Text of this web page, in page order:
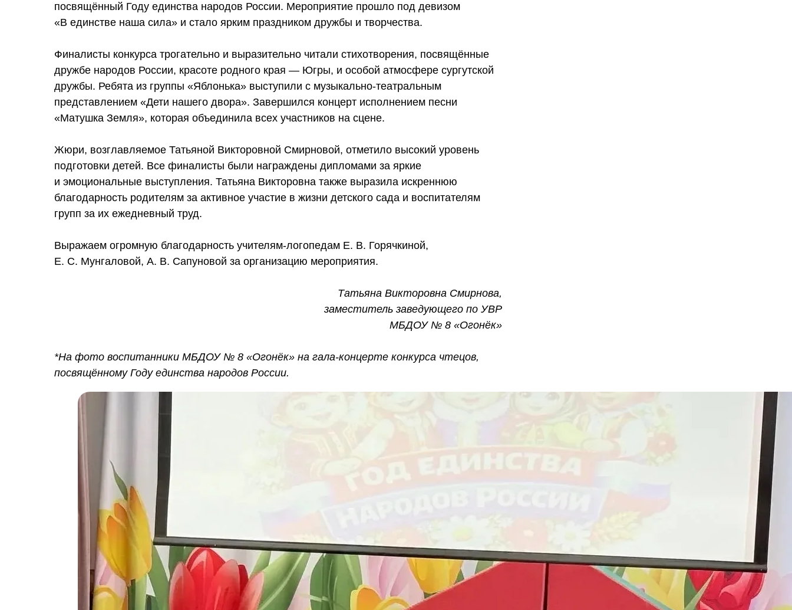
посвящённый Году единства народов России. Мероприятие прошло под девизом
«В единстве наша сила» и стало ярким праздником дружбы и творчества.
Финалисты конкурса трогательно и выразительно читали стихотворения, посвящённые
дружбе народов России, красоте родного края — Югры, и особой атмосфере сургутской
дружбы. Ребята из группы «Яблонька» выступили с музыкально-театральным
представлением «Дети нашего двора». Завершился концерт исполнением песни
«Матушка Земля», которая объединила всех участников на сцене.
Жюри, возглавляемое Татьяной Викторовной Смирновой, отметило высокий уровень
подготовки детей. Все финалисты были награждены дипломами за яркие
и эмоциональные выступления. Татьяна Викторовна также выразила искреннюю
благодарность родителям за активное участие в жизни детского сада и воспитателям
групп за их ежедневный труд.
Выражаем огромную благодарность учителям-логопедам Е. В. Горячкиной,
Е. С. Мунгаловой, А. В. Сапуновой за организацию мероприятия.
Татьяна Викторовна Смирнова,
заместитель заведующего по УВР
МБДОУ № 8 «Огонёк»
*На фото воспитанники МБДОУ № 8 «Огонёк» на гала-концерте конкурса чтецов,
посвящённому Году единства народов России.